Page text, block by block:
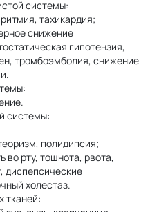
системы:
тахикардия;
снижение
гипотензия,
тромбоэмболия, снижение
системы:
полидипсия;
во рту, тошнота, рвота,
диспепсические
холестаз.
тканей: